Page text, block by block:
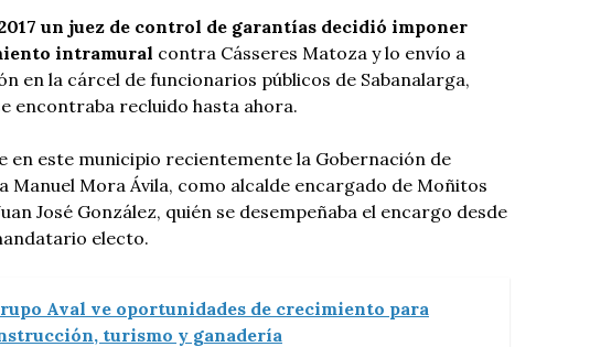
un juez de control de garantías decidió imponer
intramural contra Cásseres Matoza y lo envío a
en la cárcel de funcionarios públicos de Sabanalarga,
encontraba recluido hasta ahora.
en este municipio recientemente la Gobernación de
Manuel Mora Ávila, como alcalde encargado de Moñitos
José González, quién se desempeñaba el encargo desde
electo.
Aval ve oportunidades de crecimiento para
turismo y ganadería